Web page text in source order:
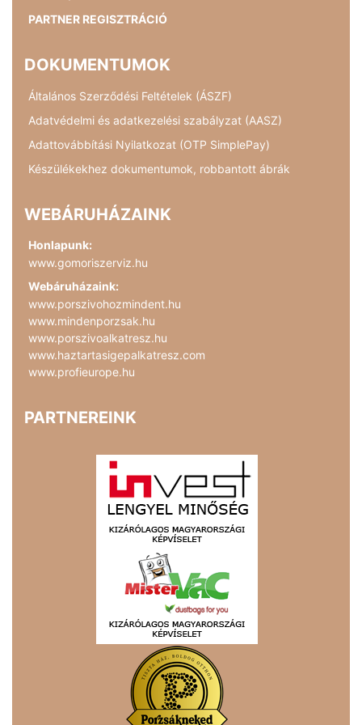
PARTNER REGISZTRÁCIÓ
DOKUMENTUMOK
Általános Szerződési Feltételek (ÁSZF)
Adatvédelmi és adatkezelési szabályzat (AASZ)
Adattovábbítási Nyilatkozat (OTP SimplePay)
Készülékekhez dokumentumok, robbantott ábrák
WEBÁRUHÁZAINK
Honlapunk:
www.gomoriszerviz.hu
Webáruházaink:
www.porszivohozmindent.hu
www.mindenporzsak.hu
www.porszivoalkatresz.hu
www.haztartasigepalkatresz.com
www.profieurope.hu
PARTNEREINK